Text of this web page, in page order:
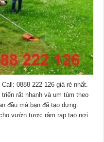
0888 222 126 giá rẻ nhất.
rất nhanh và um tùm theo
đầu mà bạn đã tạo dựng.
vườn tược rậm rạp tạo nơi